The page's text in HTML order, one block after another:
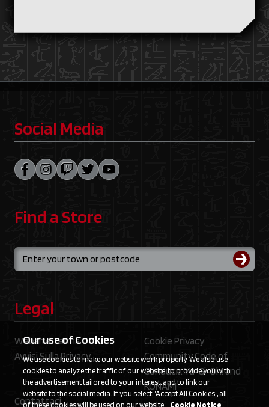
Social Media
Find a Store
Legal
Website Terms
Cookie Privacy
Avvisi Sulla Privacy
Community Code of
Conduct: Yu‑Gi‑Oh! and
KONAMI
Contattaci
Our use of Cookies
We use cookies to make our website work properly. We also use
cookies to analyze the traffic of our website, to provide you with
the advertisement tailored to your interest, and to link our
website to the social media. If you select “Accept All Cookies”, all
of these cookies will be used on our website.
Cookie Notice